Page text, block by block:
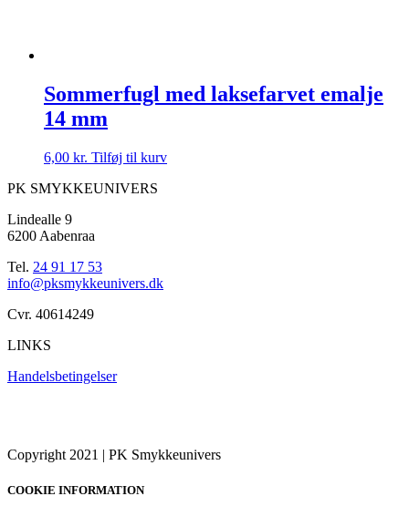
Sommerfugl med laksefarvet emalje
14 mm
6,00 kr. Tilføj til kurv
PK SMYKKEUNIVERS
Lindealle 9
6200 Aabenraa
Tel. 24 91 17 53
info@pksmykkeunivers.dk
Cvr. 40614249
LINKS
Handelsbetingelser
Copyright 2021 | PK Smykkeunivers
COOKIE INFORMATION